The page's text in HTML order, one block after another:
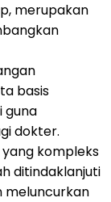
merupakan
basis
guna
dokter.
kompleks
ditindaklanjuti
meluncurkan